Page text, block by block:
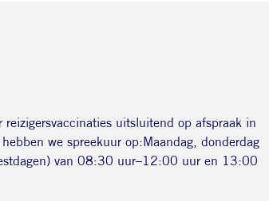
reizigersvaccinaties uitsluitend op afspraak in
we spreekuur op:Maandag, donderdag
van 08:30 uur–12:00 uur en 13:00